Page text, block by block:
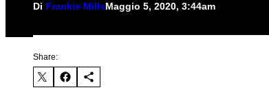
Di Frankie MillsMaggio 5, 2020, 3:44am
Share: